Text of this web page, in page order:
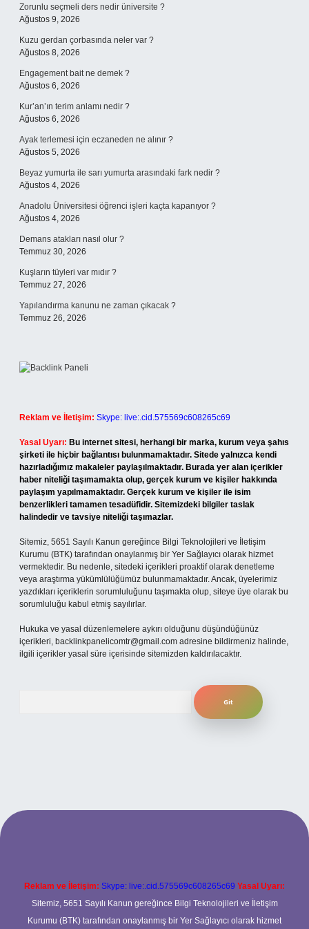
Zorunlu seçmeli ders nedir üniversite ?
Ağustos 9, 2026
Kuzu gerdan çorbasında neler var ?
Ağustos 8, 2026
Engagement bait ne demek ?
Ağustos 6, 2026
Kur’an’ın terim anlamı nedir ?
Ağustos 6, 2026
Ayak terlemesi için eczaneden ne alınır ?
Ağustos 5, 2026
Beyaz yumurta ile sarı yumurta arasındaki fark nedir ?
Ağustos 4, 2026
Anadolu Üniversitesi öğrenci işleri kaçta kapanıyor ?
Ağustos 4, 2026
Demans atakları nasıl olur ?
Temmuz 30, 2026
Kuşların tüyleri var mıdır ?
Temmuz 27, 2026
Yapılandırma kanunu ne zaman çıkacak ?
Temmuz 26, 2026
Reklam ve İletişim: Skype: live:.cid.575569c608265c69
Yasal Uyarı: Bu internet sitesi, herhangi bir marka, kurum veya şahıs
şirketi ile hiçbir bağlantısı bulunmamaktadır. Sitede yalnızca kendi
hazırladığımız makaleler paylaşılmaktadır. Burada yer alan içerikler
haber niteliği taşımamakta olup, gerçek kurum ve kişiler hakkında
paylaşım yapılmamaktadır. Gerçek kurum ve kişiler ile isim
benzerlikleri tamamen tesadüfidir. Sitemizdeki bilgiler taslak
halindedir ve tavsiye niteliği taşımazlar.
Sitemiz, 5651 Sayılı Kanun gereğince Bilgi Teknolojileri ve İletişim
Kurumu (BTK) tarafından onaylanmış bir Yer Sağlayıcı olarak hizmet
vermektedir. Bu nedenle, sitedeki içerikleri proaktif olarak denetleme
veya araştırma yükümlülüğümüz bulunmamaktadır. Ancak, üyelerimiz
yazdıkları içeriklerin sorumluluğunu taşımakta olup, siteye üye olarak bu
sorumluluğu kabul etmiş sayılırlar.
Hukuka ve yasal düzenlemelere aykırı olduğunu düşündüğünüz
içerikleri, backlinkpanelicomtr@gmail.com adresine bildirmeniz halinde,
ilgili içerikler yasal süre içerisinde sitemizden kaldırılacaktır.
Reklam ve İletişim: Skype: live:.cid.575569c608265c69 Yasal Uyarı:
Sitemiz, 5651 Sayılı Kanun gereğince Bilgi Teknolojileri ve İletişim
Kurumu (BTK) tarafından onaylanmış bir Yer Sağlayıcı olarak hizmet